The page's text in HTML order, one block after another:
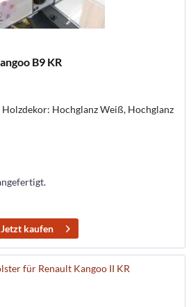
B9 KR
Hochglanz Weiß, Hochglanz
Jetzt kaufen